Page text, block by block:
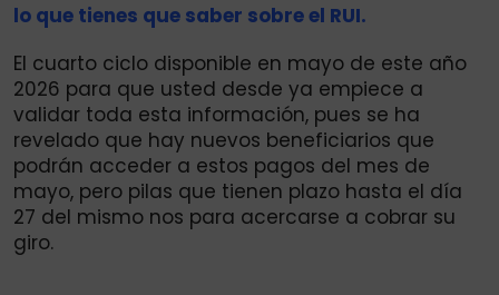
lo que tienes que saber sobre el RUI.
El cuarto ciclo disponible en mayo de este año
2026 para que usted desde ya empiece a
validar toda esta información, pues se ha
revelado que hay nuevos beneficiarios que
podrán acceder a estos pagos del mes de
mayo, pero pilas que tienen plazo hasta el día
27 del mismo nos para acercarse a cobrar su
giro.